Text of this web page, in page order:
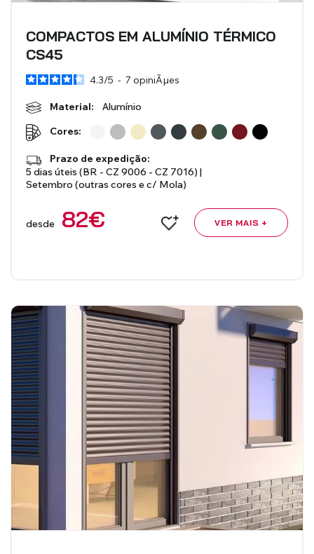
COMPACTOS EM ALUMÍNIO TÉRMICO
CS45
4.3/5 - 7 opiniÃµes
Material:
Alumínio
Cores:
Prazo de expedição:
5 dias úteis (BR - CZ 9006 - CZ 7016) |
Setembro (outras cores e c/ Mola)
desde 82€ VER MAIS +